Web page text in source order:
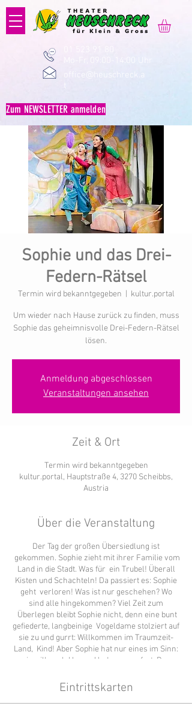
Zum NEWSLETTER anmelden
office@heuschreck.a
t
Sophie und das Drei-
Federn-Rätsel
Termin wird bekanntgegeben kultur.portal
Um wieder nach Hause zurück zu finden, muss
Sophie das geheimnisvolle Drei-Federn-Rätsel
lösen.
Anmeldung abgeschlossen
Veranstaltungen ansehen
Zeit & Ort
Termin wird bekanntgegeben
kultur.portal, Hauptstraße 4, 3270 Scheibbs,
Austria
Über die Veranstaltung
Der Tag der großen Übersiedlung ist
gekommen. Sophie zieht mit ihrer Familie vom
Land in die Stadt. Was für ein Trubel! Überall
Kisten und Schachteln! Da passiert es: Sophie
geht verloren! Was ist nur geschehen? Wo
sind alle hingekommen? Viel Zeit zum
Überlegen bleibt Sophie nicht, denn eine bunt
gefiederte, langbeinige Vogeldame stolziert auf
sie zu und gurrt: Willkommen im Traumzeit-
Land, Kind! Aber Sophie hat nur eines im Sinn:
sie will nach Hause. Und zwar sofort. Das
soll sie doch mithilfe des geheimnisvollen
Drei-Federn-Rätsels den vergifteten Fluss
retten. Erst wenn ihr das gelingt, kann sie ihr
Eintrittskarten